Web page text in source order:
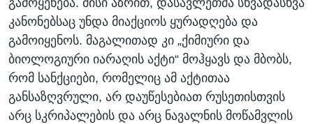
კანონებსაც უნდა მიაქციოს ყურადღება და
გამოიყენოს. მაგალითად კი „ქიმიური და
ბიოლოგიური იარაღის აქტი“ მოჰყავს და მბობს,
რომ სანქციები, რომელიც ამ აქტითაა
განსაზღვრული, არ დაუწესებიათ რუსეთისთვის
არც სკრიპალების და არც ნავალნის მოწამვლის